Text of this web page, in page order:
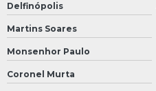
Delfinópolis
Martins Soares
Monsenhor Paulo
Coronel Murta